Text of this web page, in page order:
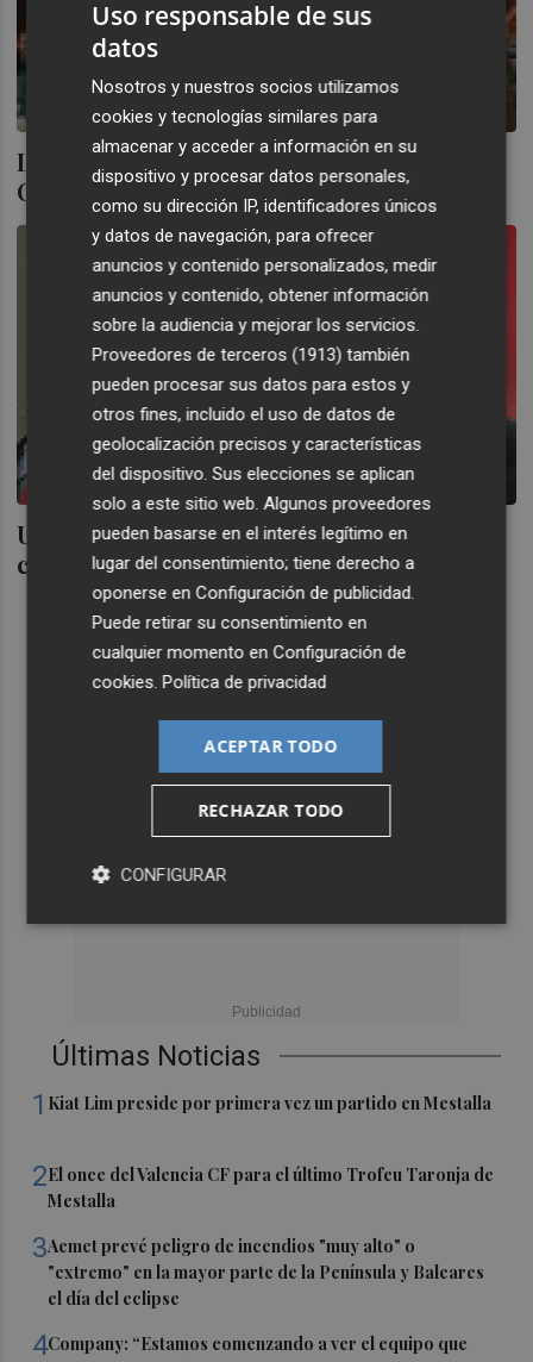
Los valencianos en la Ejecutiva y en el
Comité Federal del PSOE
Un escenario ilusionante: Rubalcaba
candidato en 2015
Últimas Noticias
1 Kiat Lim preside por primera vez un partido en Mestalla
2El once del Valencia CF para el último Trofeu Taronja de
Mestalla
3Aemet prevé peligro de incendios "muy alto" o
"extremo" en la mayor parte de la Península y Baleares
el día del eclipse
4Company: “Estamos comenzando a ver el equipo que
Uso responsable de sus
datos
Nosotros y nuestros socios utilizamos
cookies y tecnologías similares para
almacenar y acceder a información en su
dispositivo y procesar datos personales,
como su dirección IP, identificadores únicos
y datos de navegación, para ofrecer
anuncios y contenido personalizados, medir
anuncios y contenido, obtener información
sobre la audiencia y mejorar los servicios.
Proveedores de terceros (1913) también
pueden procesar sus datos para estos y
otros fines, incluido el uso de datos de
geolocalización precisos y características
del dispositivo. Sus elecciones se aplican
solo a este sitio web. Algunos proveedores
pueden basarse en el interés legítimo en
lugar del consentimiento; tiene derecho a
oponerse enConfiguración de publicidad
Puede retirar su consentimiento en
cualquier momento enConfiguración de
cookies .Política de privacidad
ACEPTAR TODO
RECHAZAR TODO
CONFIGURAR